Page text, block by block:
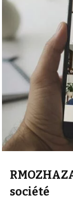
société